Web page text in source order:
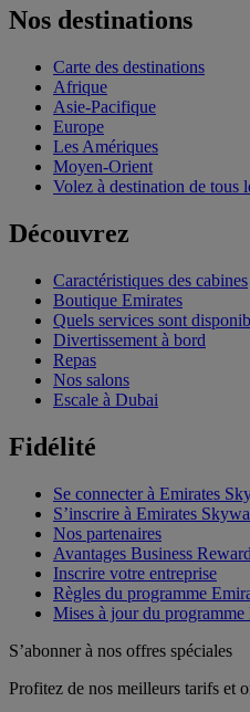
Nos destinations
Carte des destinations
Afrique
Asie-Pacifique
Europe
Les Amériques
Moyen-Orient
Volez à destination de tous
Découvrez
Caractéristiques des cabines
Boutique Emirates
Quels services sont
Divertissement à bord
Repas
Nos salons
Escale à Dubai
Fidélité
Se connecter à Emirates
S’inscrire à Emirates
Nos partenaires
Avantages Business
Inscrire votre entreprise
Règles du programme
Mises à jour du
S’abonner à nos offres spéciales
Profitez de nos meilleurs tarifs et